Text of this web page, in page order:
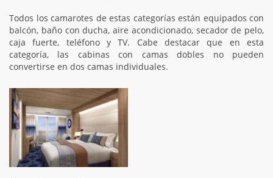
Todos los camarotes de estas categorías están equipados con
balcón, baño con ducha, aire acondicionado, secador de pelo,
caja fuerte, teléfono y TV. Cabe destacar que en esta
categoría, las cabinas con camas dobles no pueden
convertirse en dos camas individuales.